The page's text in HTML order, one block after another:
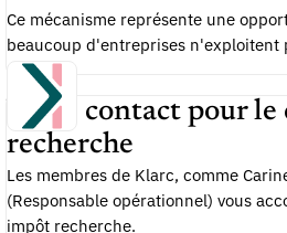
Ce mécanisme représente une
beaucoup d'entreprises n'exploitent
Votre contact pour
recherche
Les membres de Klarc, comme
(Responsable opérationnel) vous
impôt recherche.